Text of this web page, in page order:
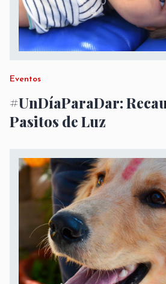
Eventos
#UnDíaParaDar:
Pasitos de Luz